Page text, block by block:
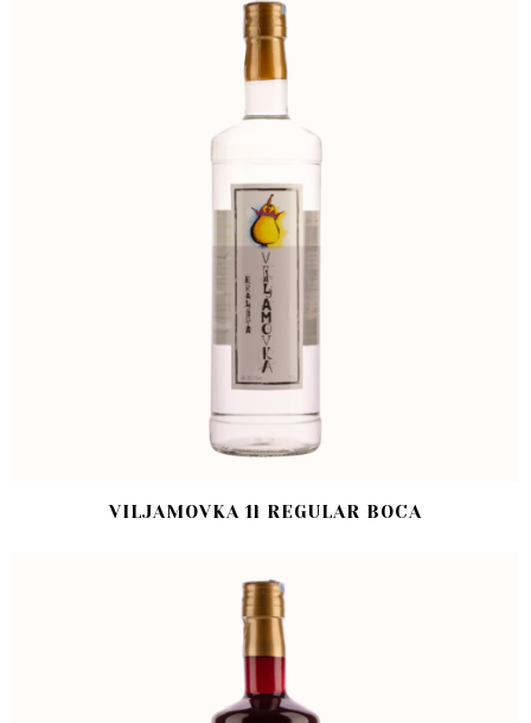
VILJAMOVKA 1l REGULAR BOCA